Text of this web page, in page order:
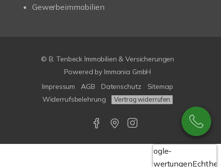
Gewerbeimmobilien
© B. Tenbeck Immobilien & Versicherungen
Powered by Immonia GmbH
Impressum
AGB Datenschutz
Sitemap
Widerrufsbelehrung
Vertrag widerrufen
Google-
Bewertungen